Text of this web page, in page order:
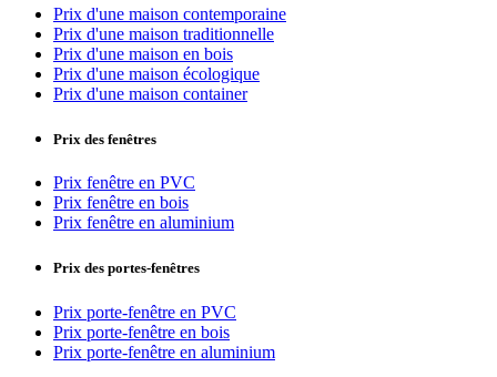
Prix d'une maison contemporaine
Prix d'une maison traditionnelle
Prix d'une maison en bois
Prix d'une maison écologique
Prix d'une maison container
Prix des fenêtres
Prix fenêtre en PVC
Prix fenêtre en bois
Prix fenêtre en aluminium
Prix des portes-fenêtres
Prix porte-fenêtre en PVC
Prix porte-fenêtre en bois
Prix porte-fenêtre en aluminium